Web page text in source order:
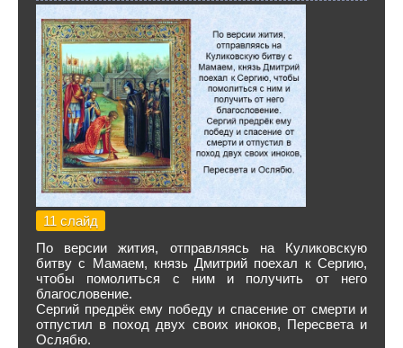
11 слайд
По версии жития, отправляясь на Куликовскую
битву с Мамаем, князь Дмитрий поехал к Сергию,
чтобы помолиться с ним и получить от него
благословение.
Сергий предрёк ему победу и спасение от смерти и
отпустил в поход двух своих иноков, Пересвета и
Ослябю.